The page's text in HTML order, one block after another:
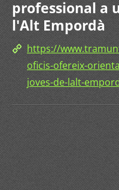
professional a
l'Alt Empordà
https://
oficis-ofereix-
joves-de-lalt-